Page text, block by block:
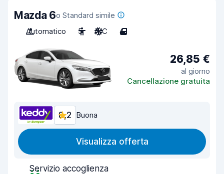
Mazda 6o Standard simile
Automatico
5 A/C 4
26,85 €
al giorno
Cancellazione gratuita
8,2 Buona
Visualizza offerta
Servizio accoglienza